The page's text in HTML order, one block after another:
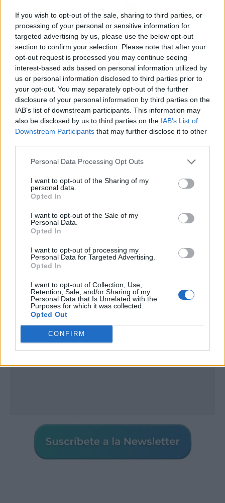
If you wish to opt-out of the sale, sharing to third parties, or
processing of your personal or sensitive information for
targeted advertising by us, please use the below opt-out
section to confirm your selection. Please note that after your
opt-out request is processed you may continue seeing
interest-based ads based on personal information utilized by
us or personal information disclosed to third parties prior to
your opt-out. You may separately opt-out of the further
disclosure of your personal information by third parties on the
IAB’s list of downstream participants. This information may
also be disclosed by us to third parties on the IAB’s List of
Downstream Participants that may further disclose it to other
Personal Data Processing Opt Outs
I want to opt-out of the Sharing of my
personal data.
Opted In
I want to opt-out of the Sale of my
Personal Data.
Opted In
I want to opt-out of processing my
Personal Data for Targeted Advertising.
Opted In
I want to opt-out of Collection, Use,
Retention, Sale, and/or Sharing of my
Personal Data that Is Unrelated with the
Purposes for which it was collected.
Opted Out
CONFIRM
con EEUU este invierno
este martes hasta 2.500
millones en letras a 3 y 9
meses
Publicidad